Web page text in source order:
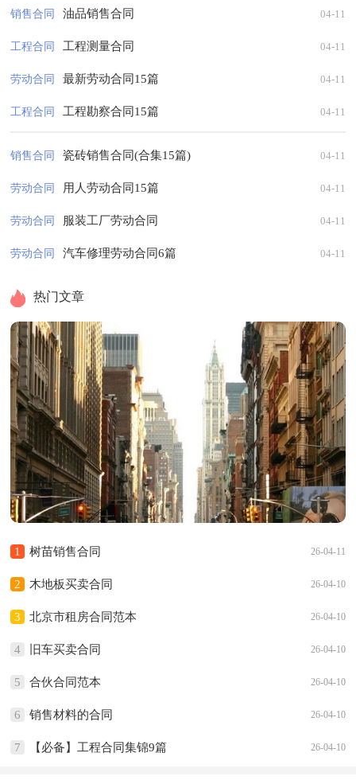
销售合同 油品销售合同 04-11
工程合同 工程测量合同 04-11
劳动合同 最新劳动合同15篇 04-11
工程合同 工程勘察合同15篇 04-11
销售合同 瓷砖销售合同(合集15篇) 04-11
劳动合同 用人劳动合同15篇 04-11
劳动合同 服装工厂劳动合同 04-11
劳动合同 汽车修理劳动合同6篇 04-11
热门文章
1 26-04-11
树苗销售合同
2 26-04-10
木地板买卖合同
3 26-04-10
北京市租房合同范本
4 26-04-10
旧车买卖合同
5 26-04-10
合伙合同范本
6 26-04-10
销售材料的合同
7 26-04-10
【必备】工程合同集锦9篇